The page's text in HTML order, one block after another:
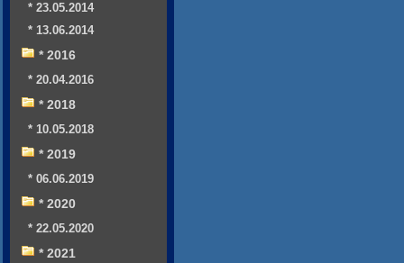
* 23.05.2014
* 13.06.2014
* 2016
* 20.04.2016
* 2018
* 10.05.2018
* 2019
* 06.06.2019
* 2020
* 22.05.2020
* 2021